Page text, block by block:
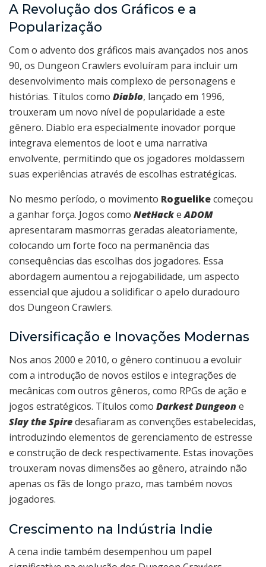
A Revolução dos Gráficos e a
Popularização
Com o advento dos gráficos mais avançados nos anos
90, os Dungeon Crawlers evoluíram para incluir um
desenvolvimento mais complexo de personagens e
histórias. Títulos como Diablo, lançado em 1996,
trouxeram um novo nível de popularidade a este
gênero. Diablo era especialmente inovador porque
integrava elementos de loot e uma narrativa
envolvente, permitindo que os jogadores moldassem
suas experiências através de escolhas estratégicas.
No mesmo período, o movimento Roguelikecomeçou
a ganhar força. Jogos como NetHackeADOM
apresentaram masmorras geradas aleatoriamente,
colocando um forte foco na permanência das
consequências das escolhas dos jogadores. Essa
abordagem aumentou a rejogabilidade, um aspecto
essencial que ajudou a solidificar o apelo duradouro
dos Dungeon Crawlers.
Diversificação e Inovações Modernas
Nos anos 2000 e 2010, o gênero continuou a evoluir
com a introdução de novos estilos e integrações de
mecânicas com outros gêneros, como RPGs de ação e
jogos estratégicos. Títulos como Darkest Dungeone
Slay the Spiredesafiaram as convenções estabelecidas,
introduzindo elementos de gerenciamento de estresse
e construção de deck respectivamente. Estas inovações
trouxeram novas dimensões ao gênero, atraindo não
apenas os fãs de longo prazo, mas também novos
jogadores.
Crescimento na Indústria Indie
A cena indie também desempenhou um papel